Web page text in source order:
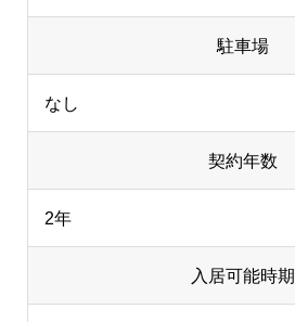
駐車場
なし
契約年数
2年
入居可能時期